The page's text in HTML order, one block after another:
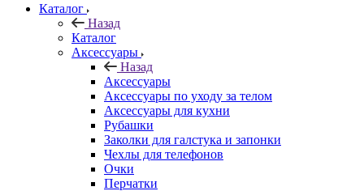
Каталог
Назад
Каталог
Аксессуары
Назад
Аксессуары
Аксессуары по уходу за телом
Аксессуары для кухни
Рубашки
Заколки для галстука и запонки
Чехлы для телефонов
Очки
Перчатки